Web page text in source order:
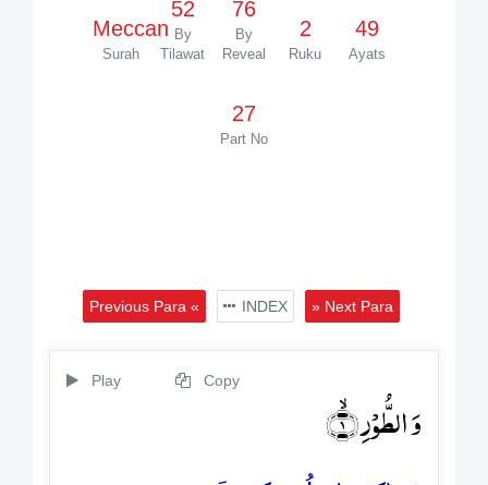
Meccan
Surah
52
By
Tilawat
76
By
Reveal
2
Ruku
49
Ayats
27
Part No
Previous Para « INDEX » Next Para
Play Copy
وَ الطُّوۡرِ ۙ﴿۱﴾